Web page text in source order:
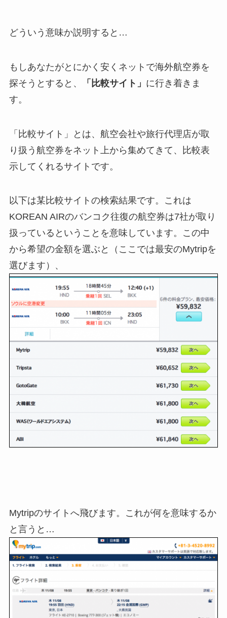
どういう意味か説明すると…
もしあなたがとにかく安くネットで海外航空券を
探そうとすると、
「比較サイト」 に行き着きま
す。
「比較サイト」とは、航空会社や旅行代理店が取
り扱う航空券をネット上から集めてきて、比較表
示してくれるサイトです。
以下は某比較サイトの検索結果です。これは
KOREAN AIRのバンコク往復の航空券は7社が取り
扱っているということを意味しています。この中
から希望の金額を選ぶと（ここでは最安のMytripを
選びます）、
Mytripのサイトへ飛びます。これが何を意味するか
と言うと…